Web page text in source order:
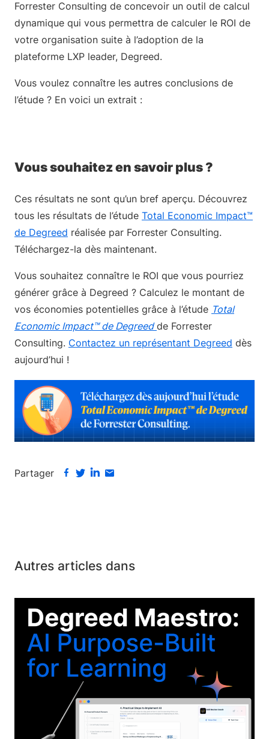
Forrester Consulting de concevoir un outil de calcul
dynamique qui vous permettra de calculer le ROI de
votre organisation suite à l’adoption de la
plateforme LXP leader, Degreed.
Vous voulez connaître les autres conclusions de
l’étude ? En voici un extrait :
Vous souhaitez en savoir plus ?
Ces résultats ne sont qu’un bref aperçu. Découvrez
tous les résultats de l’étude Total Economic Impact™
de Degreed réalisée par Forrester Consulting.
Téléchargez-la dès maintenant.
Vous souhaitez connaître le ROI que vous pourriez
générer grâce à Degreed ? Calculez le montant de
vos économies potentielles grâce à l’étude Total
Economic Impact™ de Degreed de Forrester
Consulting. Contactez un représentant Degreed dès
aujourd’hui !
Partager
Autres articles dans